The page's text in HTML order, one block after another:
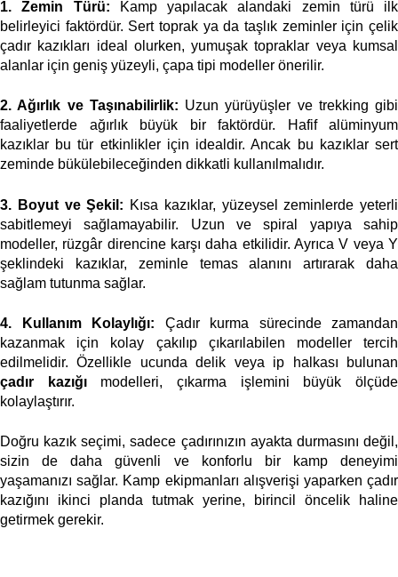
1. Zemin Türü: Kamp yapılacak alandaki zemin türü ilk
belirleyici faktördür. Sert toprak ya da taşlık zeminler için çelik
çadır kazıkları ideal olurken, yumuşak topraklar veya kumsal
alanlar için geniş yüzeyli, çapa tipi modeller önerilir.
2. Ağırlık ve Taşınabilirlik: Uzun yürüyüşler ve trekking gibi
faaliyetlerde ağırlık büyük bir faktördür. Hafif alüminyum
kazıklar bu tür etkinlikler için idealdir. Ancak bu kazıklar sert
zeminde bükülebileceğinden dikkatli kullanılmalıdır.
3. Boyut ve Şekil: Kısa kazıklar, yüzeysel zeminlerde yeterli
sabitlemeyi sağlamayabilir. Uzun ve spiral yapıya sahip
modeller, rüzgâr direncine karşı daha etkilidir. Ayrıca V veya Y
şeklindeki kazıklar, zeminle temas alanını artırarak daha
sağlam tutunma sağlar.
4. Kullanım Kolaylığı: Çadır kurma sürecinde zamandan
kazanmak için kolay çakılıp çıkarılabilen modeller tercih
çadır kazığı modelleri, çıkarma işlemini büyük ölçüde
kolaylaştırır.
Doğru kazık seçimi, sadece çadırınızın ayakta durmasını değil,
sizin de daha güvenli ve konforlu bir kamp deneyimi
yaşamanızı sağlar. Kamp ekipmanları alışverişi yaparken çadır
kazığını ikinci planda tutmak yerine, birincil öncelik haline
getirmek gerekir.